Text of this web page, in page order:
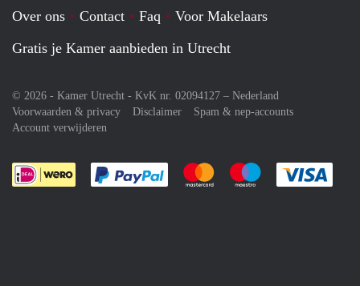
Over ons Contact Faq
Voor Makelaars
Gratis je Kamer aanbieden in Utrecht
© 2026 - Kamer Utrecht - KvK nr. 02094127 – Nederland
Voorwaarden & privacy
Disclaimer
Spam & nep-accounts
Account verwijderen
Je rekent gemakkelijk af met Paypal
Je rekent gemakkelijk af met
Je rekent